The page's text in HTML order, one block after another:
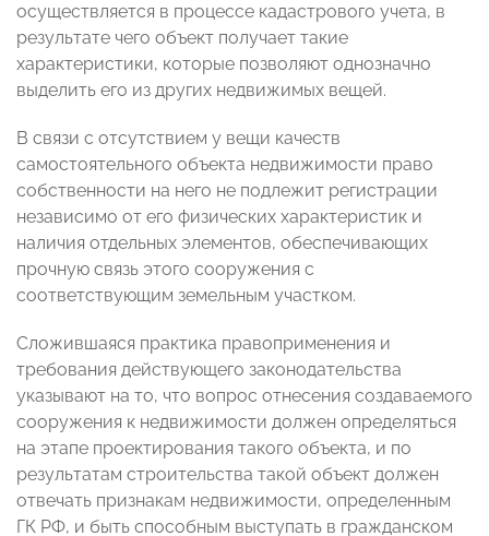
осуществляется в процессе кадастрового учета, в
результате чего объект получает такие
характеристики, которые позволяют однозначно
выделить его из других недвижимых вещей.
В связи с отсутствием у вещи качеств
самостоятельного объекта недвижимости право
собственности на него не подлежит регистрации
независимо от его физических характеристик и
наличия отдельных элементов, обеспечивающих
прочную связь этого сооружения с
соответствующим земельным участком.
Сложившаяся практика правоприменения и
требования действующего законодательства
указывают на то, что вопрос отнесения создаваемого
сооружения к недвижимости должен определяться
на этапе проектирования такого объекта, и по
результатам строительства такой объект должен
отвечать признакам недвижимости, определенным
ГК РФ, и быть способным выступать в гражданском